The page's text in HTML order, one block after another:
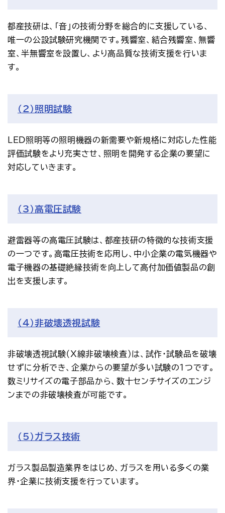
都産技研は、「音」の技術分野を総合的に支援している、
唯一の公設試験研究機関です。残響室、結合残響室、無響
室、半無響室を設置し、より高品質な技術支援を行いま
す。
（2）照明試験
LED照明等の照明機器の新需要や新規格に対応した性能
評価試験をより充実させ、照明を開発する企業の要望に
対応していきます。
（3）高電圧試験
避雷器等の高電圧試験は、都産技研の特徴的な技術支援
の一つです。高電圧技術を応用し、中小企業の電気機器や
電子機器の基礎絶縁技術を向上して高付加価値製品の創
出を支援します。
（4）非破壊透視試験
非破壊透視試験（X線非破壊検査）は、試作・試験品を破壊
せずに分析でき、企業からの要望が多い試験の1つです。
数ミリサイズの電子部品から、数十センチサイズのエンジ
ンまでの非破壊検査が可能です。
（5）ガラス技術
ガラス製品製造業界をはじめ、ガラスを用いる多くの業
界・企業に技術支援を行っています。